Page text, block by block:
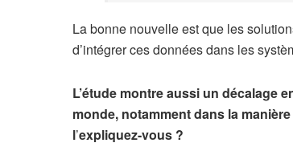
La bonne nouvelle est que les
d’intégrer ces données dans les
L’étude montre aussi un décalage
monde, notamment dans la
l’expliquez-vous ?